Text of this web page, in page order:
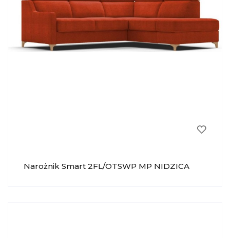
Narożnik Smart 2FL/OTSWP MP NIDZICA